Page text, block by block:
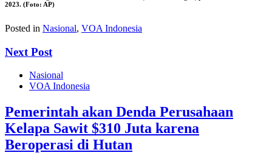
2023. (Foto: AP)
Posted in Nasional, VOA Indonesia
Next Post
Nasional
VOA Indonesia
Pemerintah akan Denda Perusahaan
Kelapa Sawit $310 Juta karena
Beroperasi di Hutan